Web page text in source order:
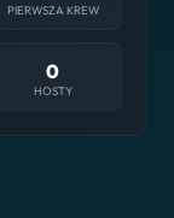
PIERWSZA KREW
0
HOSTY